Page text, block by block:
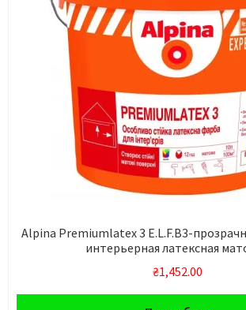
Alpina Premiumlatex 3 E.L.F.В3-
интерьерная латексная
₴1,452.00